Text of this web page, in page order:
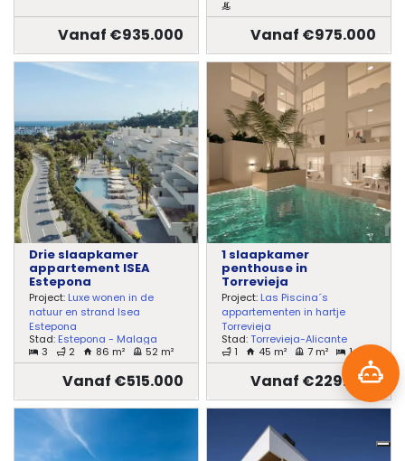
Vanaf €935.000 Vanaf €975.000
Drie slaapkamer
appartement ISEA
Estepona
Project: Luxe wonen in de
natuur en strand Isea
Estepona
Stad: Estepona - Malaga
3
2 86 m² 52 m²
Vanaf €515.000
1 slaapkamer
penthouse in
Torrevieja
Project: Las Piscina´s
appartementen in hartje
Torrevieja
Stad:Torrevieja-Alicante
1
45 m² 7 m² 1
Vanaf €229.000